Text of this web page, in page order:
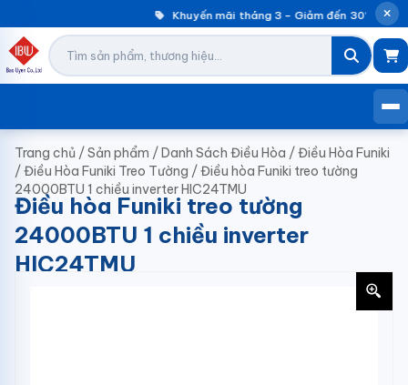
Khuyến mãi tháng 3 – Giảm đến 30%
Trang chủ /Sản phẩm /Danh Sách Điều Hòa /Điều Hòa Funiki
/Điều Hòa Funiki Treo Tường /Điều hòa Funiki treo tường
24000BTU 1 chiều inverter HIC24TMU
Điều hòa Funiki treo tường
24000BTU 1 chiều inverter
HIC24TMU